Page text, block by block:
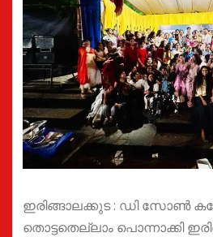
ഇരിങ്ങാലക്കുട : ഡി സോൺ
തൊട്ടതെല്ലാം പൊന്നാക്കി